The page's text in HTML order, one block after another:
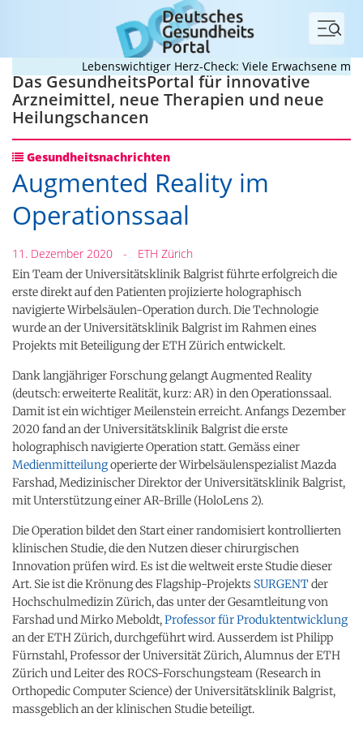
Menü
Lebenswichtiger Herz-Check: Viele Erwachsene mit
Das GesundheitsPortal für innovative
Arzneimittel, neue Therapien und neue
Heilungschancen
Gesundheitsnachrichten
Augmented Reality im
Operationssaal
11. Dezember 2020 - ETH Zürich
Ein Team der Universitätsklinik Balgrist führte erfolgreich die
erste direkt auf den Patienten projizierte holographisch
navigierte Wirbelsäulen-​Operation durch. Die Technologie
wurde an der Universitätsklinik Balgrist im Rahmen eines
Projekts mit Beteiligung der ETH Zürich entwickelt.
Dank langjähriger Forschung gelangt Augmented Reality
(deutsch: erweiterte Realität, kurz: AR) in den Operationssaal.
Damit ist ein wichtiger Meilenstein erreicht. Anfangs Dezember
2020 fand an der Universitätsklinik Balgrist die erste
holographisch navigierte Operation statt. Gemäss einer
Medienmitteilungoperierte der Wirbelsäulenspezialist Mazda
Farshad, Medizinischer Direktor der Universitätsklinik Balgrist,
mit Unterstützung einer AR-​Brille (HoloLens 2).
Die Operation bildet den Start einer randomisiert kontrollierten
klinischen Studie, die den Nutzen dieser chirurgischen
Innovation prüfen wird. Es ist die weltweit erste Studie dieser
Art. Sie ist die Krönung des Flagship-​Projekts SURGENTder
Hochschulmedizin Zürich, das unter der Gesamtleitung von
Farshad und Mirko Meboldt, Professor für Produktentwicklung
an der ETH Zürich, durchgeführt wird. Ausserdem ist Philipp
Fürnstahl, Professor der Universität Zürich, Alumnus der ETH
Zürich und Leiter des ROCS-​Forschungsteam (Research in
Orthopedic Computer Science) der Universitätsklinik Balgrist,
massgeblich an der klinischen Studie beteiligt.